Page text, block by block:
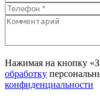
Нажимая на кнопку
обработку
конфиденциальности